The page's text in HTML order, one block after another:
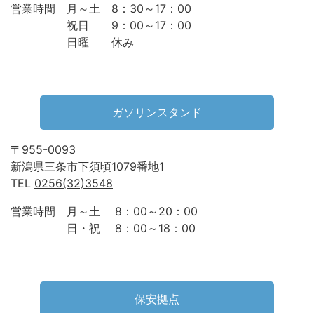
営業時間 月～土 8：30～17：00
祝日 9：00～17：00
日曜 休み
ガソリンスタンド
〒955-0093
新潟県三条市下須頃1079番地1
TEL 0256(32)3548
営業時間 月～土 8：00～20：00
日・祝 8：00～18：00
保安拠点